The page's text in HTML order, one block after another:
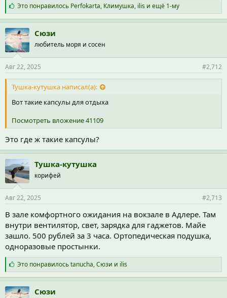
С
и
м
п
а
т
и
:
Это понравилось Perfokarta, Климушка, ilis и ещё 1-му
Сюзи
любитель моря и сосен
Авг 22, 2025 #2,712
Тушка-кутушка написал(а):
Вот такие капсулы для отдыха
Посмотреть вложение 41109
Это где ж такие капсулы?
Тушка-кутушка
корифей
Авг 22, 2025 #2,713
В зале комфортного ожидания на вокзале в Адлере. Там
внутри вентилятор, свет, зарядка для гаджетов. Майе
зашло. 500 рублей за 3 часа. Ортопедическая подушка,
одноразовые простынки.
С
и
м
п
Это понравилосьtanucha,Сюзи и ilis
Сюзи